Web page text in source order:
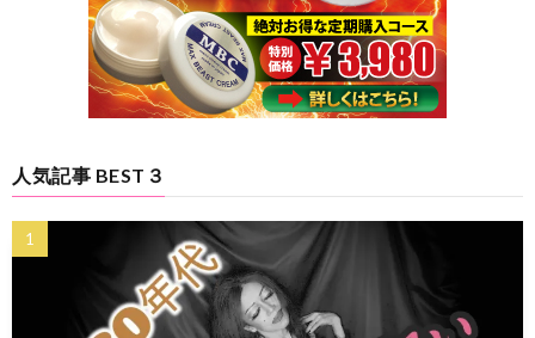
人気記事 BEST３